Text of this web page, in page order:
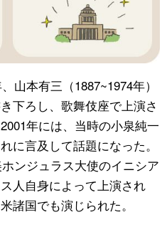
山本有三（1887~1974年）
下ろし、歌舞伎座で上演さ
年には、当時の小泉純一
に言及して話題になった。
ンジュラス大使のイニシア
人自身によって上演され
諸国でも演じられた。